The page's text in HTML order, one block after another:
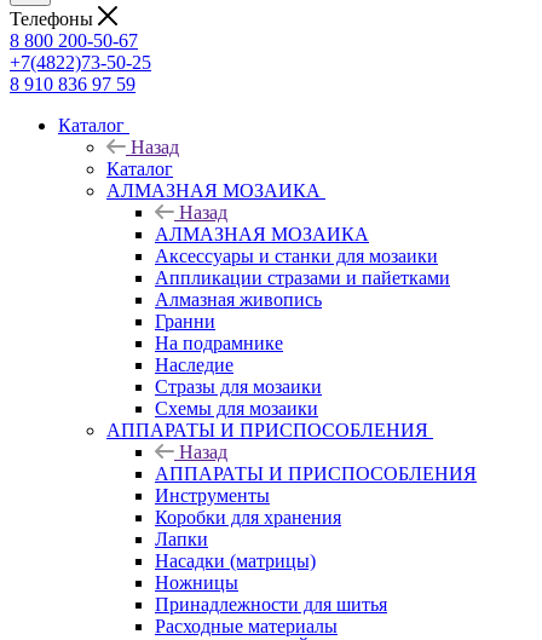
Телефоны
8 800 200-50-67
+7(4822)73-50-25
8 910 836 97 59
Каталог
Назад
Каталог
АЛМАЗНАЯ МОЗАИКА
Назад
АЛМАЗНАЯ МОЗАИКА
Аксессуары и станки для мозаики
Аппликации стразами и пайетками
Алмазная живопись
Гранни
На подрамнике
Наследие
Стразы для мозаики
Схемы для мозаики
АППАРАТЫ И ПРИСПОСОБЛЕНИЯ
Назад
АППАРАТЫ И ПРИСПОСОБЛЕНИЯ
Инструменты
Коробки для хранения
Лапки
Насадки (матрицы)
Ножницы
Принадлежности для шитья
Расходные материалы